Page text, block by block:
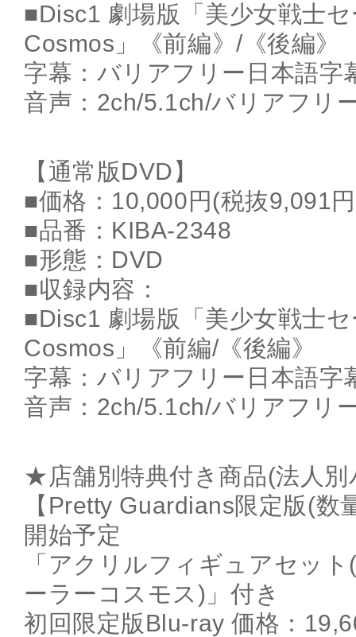
■Disc1 劇場版「美少女戦士
Cosmos」《前編》/《後編》
字幕：バリアフリー日本語字
音声：2ch/5.1ch/バリアフリ
【通常版DVD】
■価格：10,000円(税抜9,091
■品番：KIBA-2348
■形態：DVD
■収録内容：
■Disc1 劇場版「美少女戦士
Cosmos」《前編/《後編》
字幕：バリアフリー日本語字
音声：2ch/5.1ch/バリアフリ
★店舗別特典付き商品(法人別
【Pretty Guardians限定版(
開始予定
「アクリルフィギュアセッ
ーラーコスモス)」付き
初回限定版Blu-ray 価格：